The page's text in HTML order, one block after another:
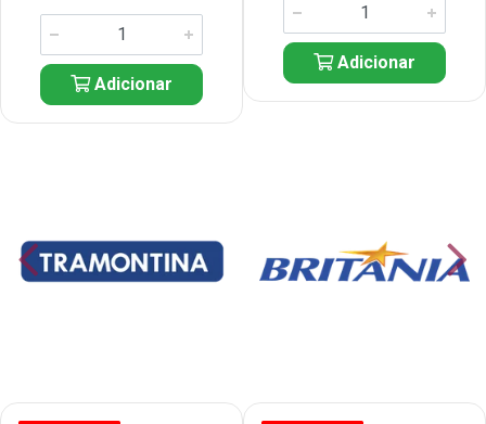
Adicionar
Adicionar